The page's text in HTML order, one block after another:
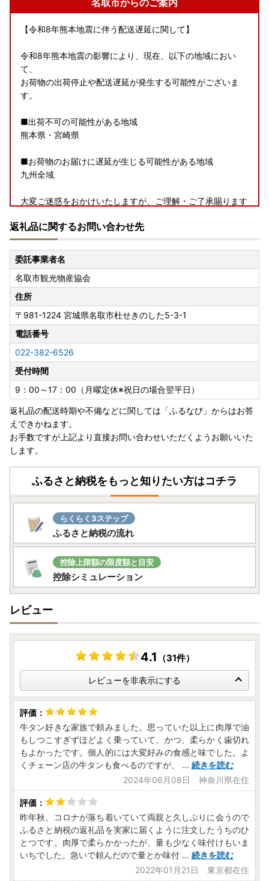
名取市からのご案内
【令和8年熊本地震に伴う配送遅延に関して】
令和8年熊本地震の影響により、現在、以下の地域におい
て、
お荷物の出荷停止や配送遅延が発生する可能性がございま
す。
■出荷不可の可能性がある地域
熊本県・宮崎県
■お荷物のお届けに遅延が生じる可能性がある地域
九州全域
大変ご迷惑をおかけいたしますが、ご理解・ご了承賜ります
【夏季休業期間中の受付・発送スケジュールのお知らせ】
いつも名取市を応援いただき、ありがとうございます。
夏季休業期間中（8月8日～8月16日）、お問い合わせセンタ
ーはカレンダー通りにお休みをいただきます。
なお、返礼品は発送元事業者のお休みにより発送時期は異な
りますが、
8月7日以降のお申し込みは8月17日以降の発送となる場合が
ございます。
何卒ご了承くださいますようお願いいたします。
※ご寄附の前に必ずご確認をお願いいたします※
・ご寄附お申し込み後のキャンセル、返礼品の変更・返品は
できません。
・寄附者様のご都合により返礼品がお届けできない場合、返
礼品の再送は致しません。
・返礼品により配送できない地域がございます。ページ内の
・名取市内にお住まいの方からのご寄附は受け付けできませ
んのでご了承ください。
■お礼の品のお届け時期について
・ご寄附決済完了を当市にて確認後、順次、取扱事業者（配
送元）へ発送依頼を行います。
・お申し込みから返礼品お届けまでの期間は、返礼品により
異なります。返礼品ページにてご確認ください。
※返礼品ページにて納期の記載がない場合は、お問い合わせ
センターまでお知らせください。
※年末年始等の繁忙期や、GW等の長期休暇時は目安よりも
お日にちをいただく場合がございます。
※返礼品により配送日指定のご希望をいただいても、承れな
い場合がございます。
※配送日指定のご希望を承れる場合においても、寄附受付日
と入金日に差がある場合などご希望に添えない可能性がござ
います。
■お礼の品のお届け先の変更について
・返礼品の準備状況により配送先変更を承れず、変更前の配
送先へ発送される場合がございます。
・お届け先ご住所などに相違がないか必ずご確認いただき、
変更が発生した際も、上記お問い合わせセンターまでお早め
にご連絡をお願いいたします。
※変更前の配送先へ発送された場合、寄附者様から直接配送
業者へ転送手配をお願いいたします。
返礼品に関するお問い合わせ先
委託事業者名
名取市観光物産協会
住所
〒981-1224 宮城県名取市杜せきのした5-3-1
電話番号
022-382-6526
受付時間
9：00～17：00（月曜定休※祝日の場合翌平日）
返礼品の配送時期や不備などに関しては「ふるなび」からはお答
えできかねます。
お手数ですが上記より直接お問い合わせいただくようお願いいた
します。
ふるさと納税をもっと知りたい方はコチラ
らくらく3ステップ
ふるさと納税の流れ
控除上限額の限度額と目安
控除シミュレーション
レビュー
4.1 （31件）
レビューを非表示にする
牛タン好きな家族で頼みました。思っていた以上に肉厚で油
もしつこすぎずほどよく乗っていて、かつ、柔らかく歯切れ
もよかったです。個人的には大変好みの食感と味でした。よ
くチェーン店の牛タンも食べるのですが、
... 続きを読む
2024年06月08日 神奈川県在住
昨年秋、コロナが落ち着いていて両親と久しぶりに会うので
ふるさと納税の返礼品を実家に届くように注文したうちのひ
とつです。肉厚で柔らかかったが、量も少なく味付けもいま
いちでした。急いで頼んだので量とか味付 ... 続きを読む
2022年01月21日 東京都在住